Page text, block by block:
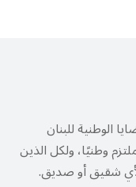
الوطنية للبنان
وطنيًا، ولكل الذين
لأي شقيق أو صديق.